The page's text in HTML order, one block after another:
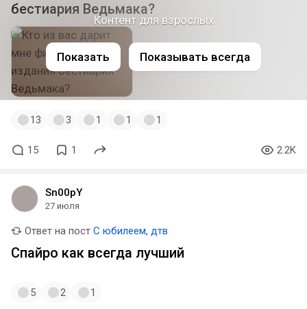
бестиария Ведьмака?
Контент для взрослых
Показать Показывать всегда
13 3 1 1 1
15 1 2.2K
Sn00pY
27 июля
Ответ на пост С юбилеем, дтв
Спайро как всегда лучший
5 2 1